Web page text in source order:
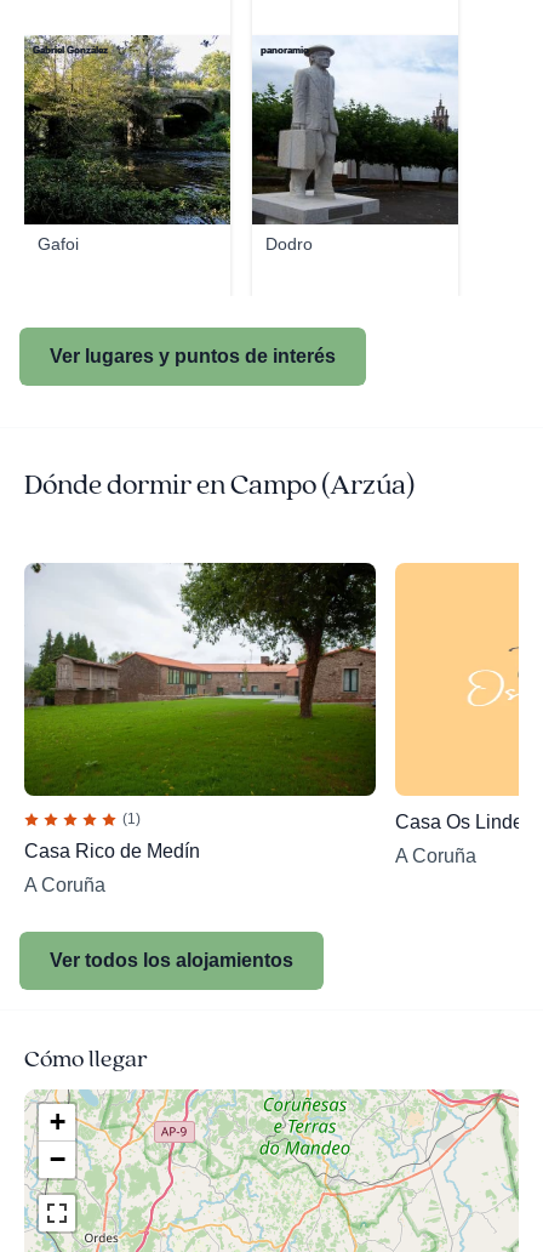
Gafoi
Gabriel González
Dodro
panoramio
Ver lugares y puntos de interés
Dónde dormir en Campo (Arzúa)
(1)
Casa Rico de Medín
A Coruña
Casa Os
A Coruña
Ver todos los alojamientos
Cómo llegar
+
−